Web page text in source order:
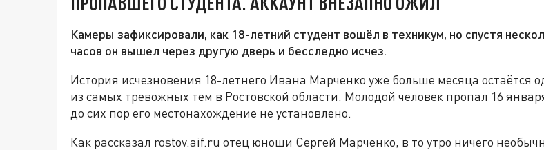
Камеры зафиксировали, как 18-летний студент вошёл в техникум, но спустя
часов он вышел через другую дверь и бесследно исчез.
История исчезновения 18-летнего Ивана Марченко уже больше месяца остаётся
из самых тревожных тем в Ростовской области. Молодой человек пропал 16
до сих пор его местонахождение не установлено.
Как рассказал rostov.aif.ru отец юноши Сергей Марченко, в то утро ничего